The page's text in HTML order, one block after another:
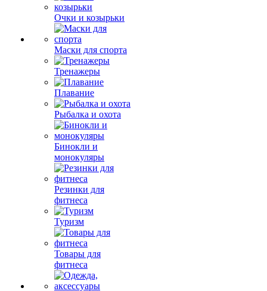
Очки и козырьки
Маски для спорта
Тренажеры
Плавание
Рыбалка и охота
Бинокли и
монокуляры
Резинки для
фитнеса
Туризм
Товары для
фитнеса